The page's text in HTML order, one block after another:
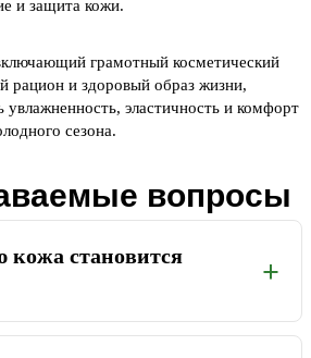
и защита кожи.
грамотный косметический
рацион и здоровый образ жизни,
увлажненность, эластичность и комфорт
сезона.
вопросы
кожа становится